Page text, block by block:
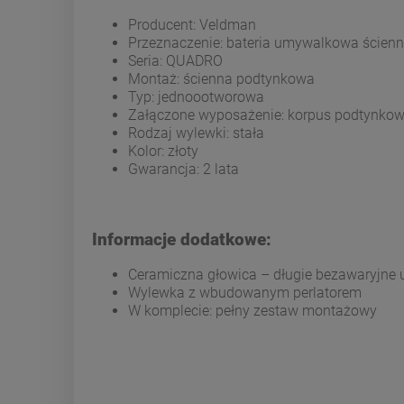
Producent: Veldman
Przeznaczenie: bateria umywalkowa
Seria: QUADRO
Montaż: ścienna podtynkowa
Typ: jednoootworowa
Załączone wyposażenie: korpus
Rodzaj wylewki: stała
Kolor: złoty
Gwarancja: 2 lata
Informacje dodatkowe:
Ceramiczna głowica – długie bezawaryjne
Wylewka z wbudowanym perlatorem
W komplecie: pełny zestaw montażowy